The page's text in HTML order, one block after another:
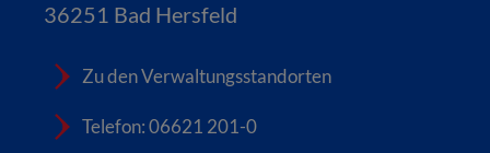
36251 Bad Hersfeld
Zu den Verwaltungsstandorten
Telefon: 06621 201-0